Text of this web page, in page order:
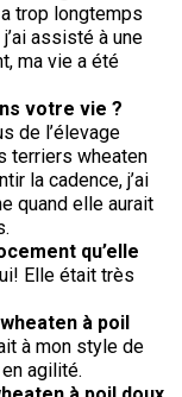
trop longtemps
assisté à une
ma vie a été
votre vie ?
de l’élevage
terriers wheaten
la cadence, j’ai
quand elle aurait
qu’elle
Elle était très
à poil
à mon style de
agilité.